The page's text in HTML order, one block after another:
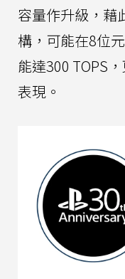
容量作升級，藉
構，可能在8位
能達300 TOPS
表現。